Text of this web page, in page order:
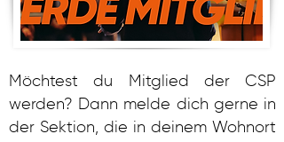
Möchtest du Mitglied der CSP
werden? Dann melde dich gerne in
der Sektion, die in deinem Wohnort